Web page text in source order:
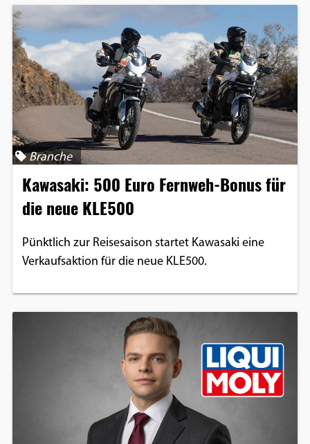
Branche
Kawasaki: 500 Euro Fernweh-Bonus für
die neue KLE500
Pünktlich zur Reisesaison startet Kawasaki eine
Verkaufsaktion für die neue KLE500.